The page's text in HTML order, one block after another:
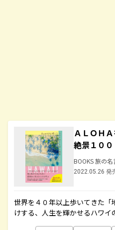
ＡＬＯＨ
絶景１００
BOOKS 旅の
2022.05.26 発
世界を４０年以上歩いてきた
けする、人生を輝かせるハワ